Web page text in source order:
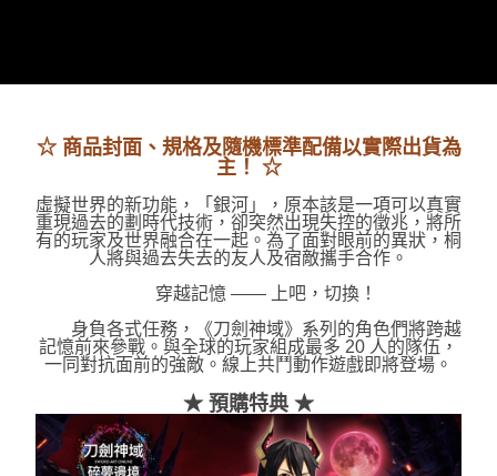
宅配(1-2天到貨)
離島宅配
☆ 商品封面、規格及隨機標準配備以實際出貨為
主！ ☆
虛擬世界的新功能，「銀河」，原本該是一項可以真實
重現過去的劃時代技術，卻突然出現失控的徵兆，將所
有的玩家及世界融合在一起。為了面對眼前的異狀，桐
人將與過去失去的友人及宿敵攜手合作。
穿越記憶 —— 上吧，切換！
身負各式任務，《刀劍神域》系列的角色們將跨越
記憶前來參戰。與全球的玩家組成最多 20 人的隊伍，
一同對抗面前的強敵。線上共鬥動作遊戲即將登場。
★ 預購特典 ★